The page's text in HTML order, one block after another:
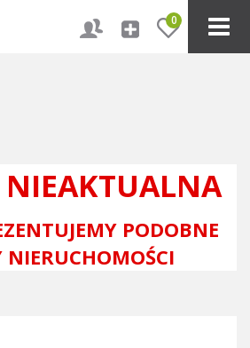
0
NIEAKTUALNA
PODOBNE
NIERUCHOMOŚCI